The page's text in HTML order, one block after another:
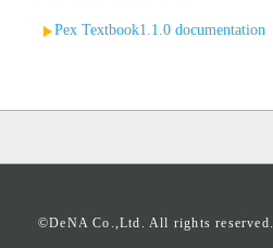
Pex Textbook1.1.0 documentation
©DeNA Co.,Ltd. All rights reserved.